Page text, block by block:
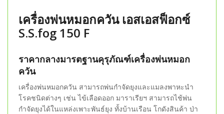
เครื่องพ่นหมอกควัน เอสเอสฟ็อกซ์
S.S.fog 150 F
ราคากลางมารตฐานคุรุภัณฑ์เครื่องพ่นหมอก
ควัน
เครื่องพ่นหมอกควัน สามารถพ่นกำจัดยุงและแมลงพาหะนำ
โรคชนิดต่างๆ เช่น ไข้เลือดออก มาราเรียฯ สามารถไช้พ่น
กำจัดยุงได้ในแหล่งเพาะพันธ์ยุง ทั้งบ้านเรือน โกดังสินค้า ป่า